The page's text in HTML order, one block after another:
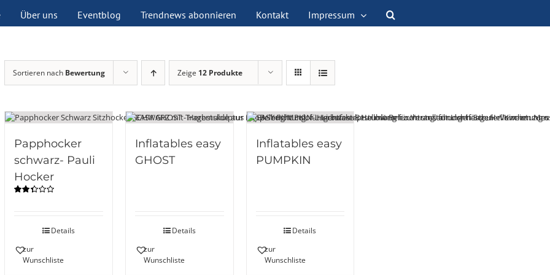
Über uns Eventblog Trendnews abonnieren Kontakt Impressum
Sortieren nach Bewertung Zeige 12 Produkte
Papphocker
schwarz- Pauli
Hocker
Details
zur
Wunschliste
Inflatables easy
GHOST
Details
zur
Wunschliste
Inflatables easy
PUMPKIN
Details
zur
Wunschliste